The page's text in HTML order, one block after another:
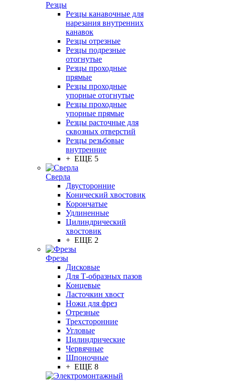
Резцы
Резцы канавочные для
нарезания внутренних
канавок
Резцы отрезные
Резцы подрезные
отогнутые
Резцы проходные
прямые
Резцы проходные
упорные отогнутые
Резцы проходные
упорные прямые
Резцы расточные для
сквозных отверстий
Резцы резьбовые
внутренние
+ ЕЩЕ 5
Сверла
Двусторонние
Конический хвостовик
Корончатые
Удлиненные
Цилиндрический
хвостовик
+ ЕЩЕ 2
Фрезы
Дисковые
Для Т-образных пазов
Концевые
Ласточкин хвост
Ножи для фрез
Отрезные
Трехсторонние
Угловые
Цилиндрические
Червячные
Шпоночные
+ ЕЩЕ 8